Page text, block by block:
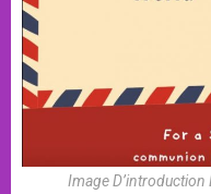
Image D’introduction